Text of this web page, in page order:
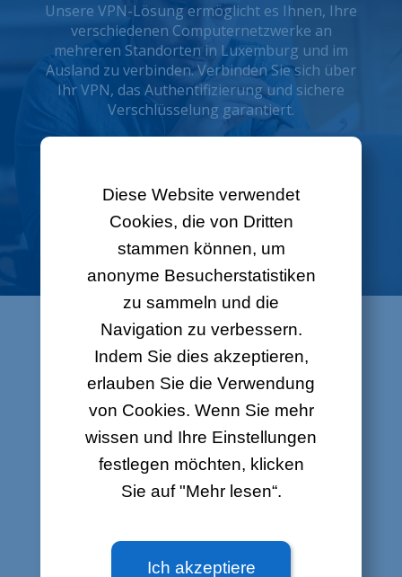
Diese Website verwendet
Cookies, die von Dritten
stammen können, um
anonyme Besucherstatistiken
zu sammeln und die
Navigation zu verbessern.
Indem Sie dies akzeptieren,
erlauben Sie die Verwendung
von Cookies. Wenn Sie mehr
wissen und Ihre Einstellungen
festlegen möchten, klicken
Sie auf "Mehr lesen“.
Ich akzeptiere
Unsere VPN-Lösung ermöglicht es Ihnen, Ihre
verschiedenen Computernetzwerke an
mehreren Standorten in Luxemburg und im
Ausland zu verbinden. Verbinden Sie sich über
Ihr VPN, das Authentifizierung und sichere
Verschlüsselung garantiert.
Firmennetzwerk ermöglichen und ihnen die
gleichen Vorteile wie im Büro zur Verfügung
stellen.
Ihre Vorteile
Sicherheit
Luxembourg Online garantiert eine sichere
Nutzung, indem es Ihnen ermöglicht, den